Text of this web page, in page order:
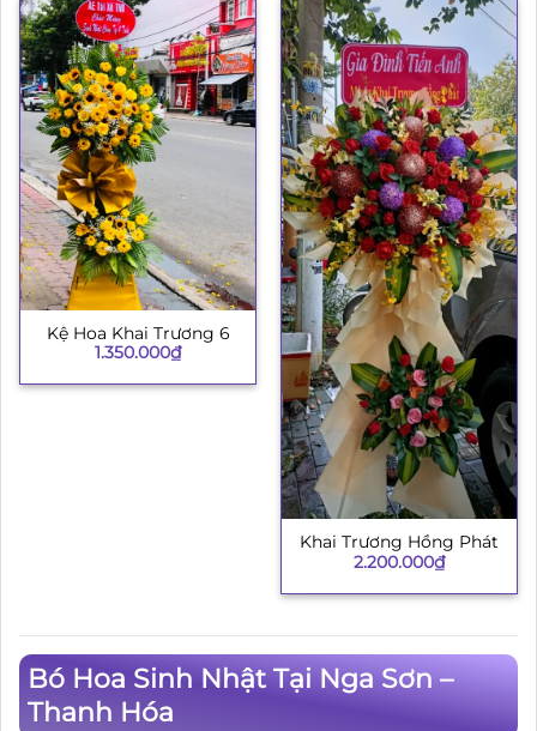
Kệ Hoa Khai Trương 6
1.350.000₫
Khai Trương Hồng Phát
2.200.000₫
Bó Hoa Sinh Nhật Tại Nga Sơn –
Thanh Hóa